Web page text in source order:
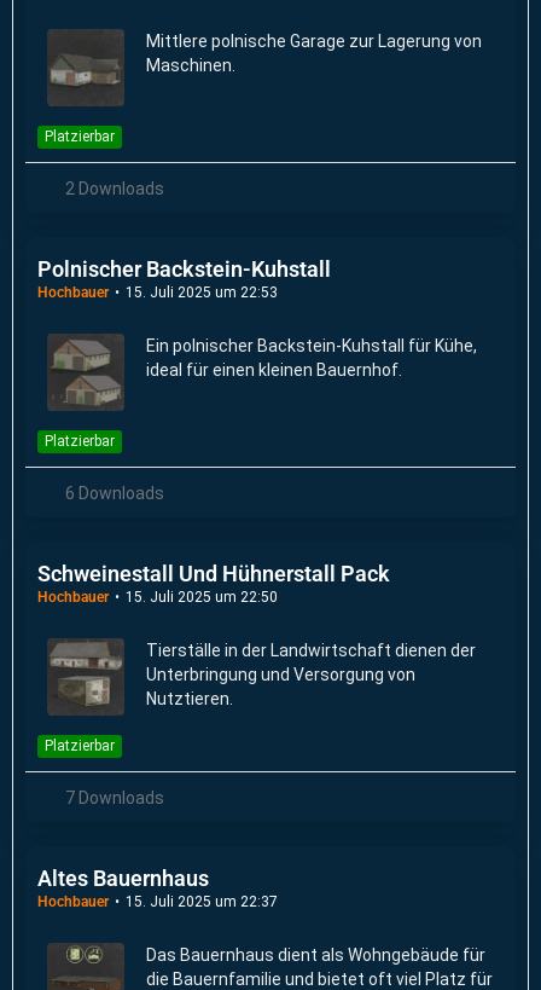
Mittlere polnische Garage zur Lagerung von
Maschinen.
Platzierbar
2 Downloads
Polnischer Backstein-Kuhstall
Hochbauer 15. Juli 2025 um 22:53
Ein polnischer Backstein-Kuhstall für Kühe,
ideal für einen kleinen Bauernhof.
Platzierbar
6 Downloads
Schweinestall Und Hühnerstall Pack
Hochbauer 15. Juli 2025 um 22:50
Tierställe in der Landwirtschaft dienen der
Unterbringung und Versorgung von
Nutztieren.
Platzierbar
7 Downloads
Altes Bauernhaus
Hochbauer 15. Juli 2025 um 22:37
Das Bauernhaus dient als Wohngebäude für
die Bauernfamilie und bietet oft viel Platz für